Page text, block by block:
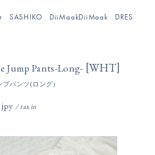
SASHIKO DiiMaakDiiMaak DRESSES/
Jump Pants-Long- [WHT]
パンツ(ロング）
(税込)